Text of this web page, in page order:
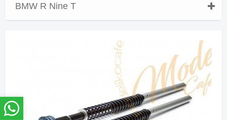
BMW R Nine T